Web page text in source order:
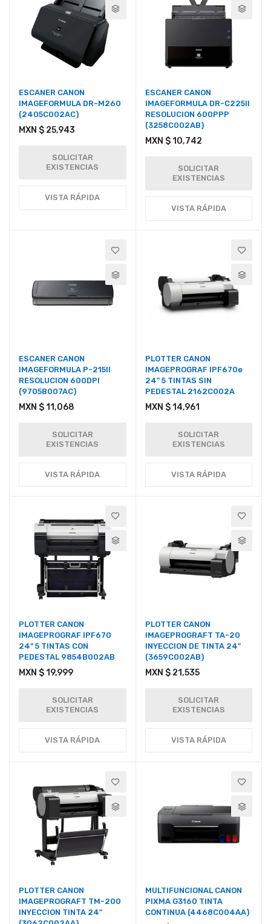
ESCANER CANON
IMAGEFORMULA DR-M260
(2405C002AC)
MXN $ 25,943
SOLICITAR
EXISTENCIAS
VISTA RÁPIDA
ESCANER CANON
IMAGEFORMULA DR-C225II
RESOLUCION 600PPP
(3258C002AB)
MXN $ 10,742
SOLICITAR
EXISTENCIAS
VISTA RÁPIDA
ESCANER CANON
IMAGEFORMULA P-215II
RESOLUCION 600DPI
(9705B007AC)
MXN $ 11,068
SOLICITAR
EXISTENCIAS
VISTA RÁPIDA
PLOTTER CANON
IMAGEPROGRAF IPF670e
24" 5 TINTAS SIN
PEDESTAL 2162C002A
MXN $ 14,961
SOLICITAR
EXISTENCIAS
VISTA RÁPIDA
PLOTTER CANON
IMAGEPROGRAF IPF670
24" 5 TINTAS CON
PEDESTAL 9854B002AB
MXN $ 19,999
SOLICITAR
EXISTENCIAS
VISTA RÁPIDA
PLOTTER CANON
IMAGEPROGRAFT TA-20
INYECCION DE TINTA 24"
(3659C002AB)
MXN $ 21,535
SOLICITAR
EXISTENCIAS
VISTA RÁPIDA
PLOTTER CANON
IMAGEPROGRAFT TM-200
INYECCION TINTA 24"
MULTIFUNCIONAL CANON
PIXMA G3160 TINTA
CONTINUA (4468C004AA)